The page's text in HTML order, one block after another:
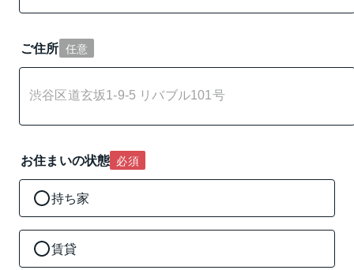
ご住所 任意
お住まいの状態 必須
持ち家
賃貸